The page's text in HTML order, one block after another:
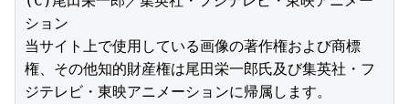
ション
当サイト上で使用している画像の著作権および商標
権、その他知的財産権は尾田栄一郎氏及び集英社・フ
ジテレビ・東映アニメーションに帰属します。